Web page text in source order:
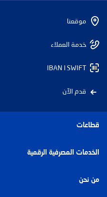
موقعنا
خدمة العملاء
IBAN l SWIFT
قدم الآن
قطاعات
الأفراد
الأعمال
الخدمات المصرفية الرقمية
الأفراد
من نحن